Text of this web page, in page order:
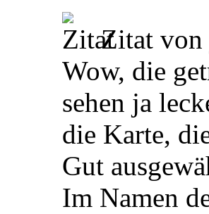
Zitat von
Wow, die
sehen ja
die Karte,
Gut
Im Namen